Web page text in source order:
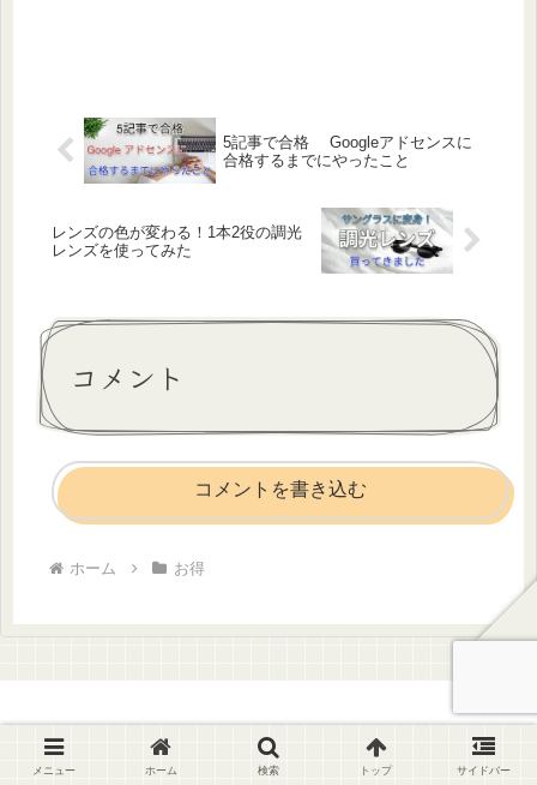
5記事で合格 Googleアドセンスに
合格するまでにやったこと
レンズの色が変わる！1本2役の調光
レンズを使ってみた
コメント
コメントを書き込む
ホーム お得
さちうすブログ
メニュー ホーム 検索 トップ サイドバー